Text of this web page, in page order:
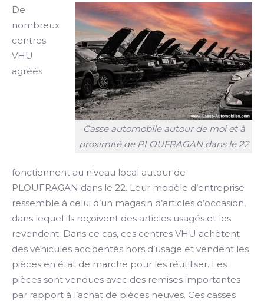
Casse automobile autour de moi et à
proximité de PLOUFRAGAN dans le 22
De
nombreux
centres
VHU
agréés
fonctionnent au niveau local autour de
PLOUFRAGAN dans le 22. Leur modèle d’entreprise
ressemble à celui d’un magasin d’articles d’occasion,
dans lequel ils reçoivent des articles usagés et les
revendent. Dans ce cas, ces centres VHU achètent
des véhicules accidentés hors d’usage et vendent les
pièces en état de marche pour les réutiliser. Les
pièces sont vendues avec des remises importantes
par rapport à l’achat de pièces neuves. Ces casses